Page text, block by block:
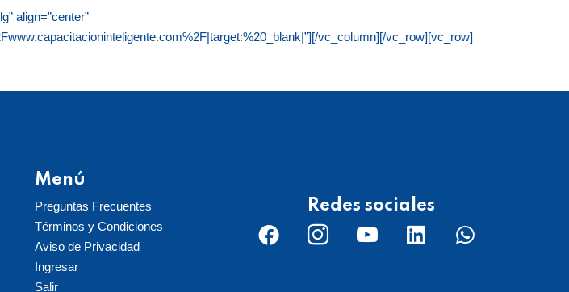
align=”center”
vc_column][/vc_row][vc_row]
Menú
Preguntas Frecuentes
Términos y Condiciones
Aviso de Privacidad
Ingresar
Salir
Redes sociales